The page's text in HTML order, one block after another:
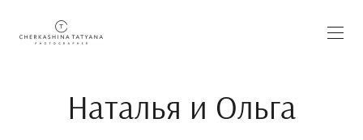
Наталья и Ольга